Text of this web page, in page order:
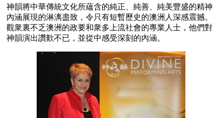
神韻將中華傳統文化所蘊含的純正、純善、純美豐盛的精神
內涵展現的淋漓盡致，令只有短暫歷史的澳洲人深感震撼。
觀衆裏不乏澳洲的政要和衆多上流社會的專業人士，他們對
神韻演出讚歎不已，並從中感受深刻的內涵。